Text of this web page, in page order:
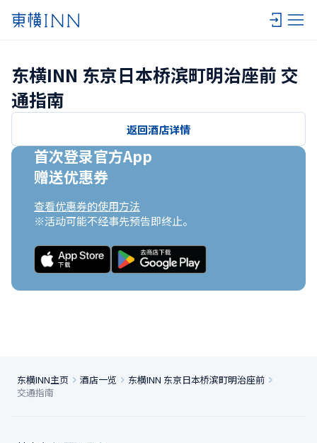
东横INN 东京日本桥滨町明治座前 交
通指南
返回酒店详情
首次登录官方App
赠送优惠券
查看优惠券的使用方法
※活动可能不经事先预告即终止。
东横INN主页 酒店一览
东横INN 东京日本桥滨町明治座前
交通指南